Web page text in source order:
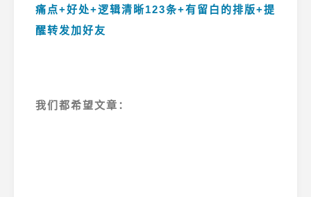
痛点+好处+逻辑清晰123条+有留白的排版+提
醒转发加好友
我们都希望文章：